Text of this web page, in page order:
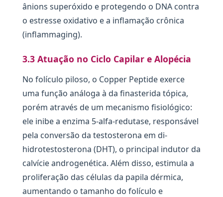
ânions superóxido e protegendo o DNA contra
o estresse oxidativo e a inflamação crônica
(inflammaging).
3.3 Atuação no Ciclo Capilar e Alopécia
No folículo piloso, o Copper Peptide exerce
uma função análoga à da finasterida tópica,
porém através de um mecanismo fisiológico:
ele inibe a enzima 5-alfa-redutase, responsável
pela conversão da testosterona em di-
hidrotestosterona (DHT), o principal indutor da
calvície androgenética. Além disso, estimula a
proliferação das células da papila dérmica,
aumentando o tamanho do folículo e